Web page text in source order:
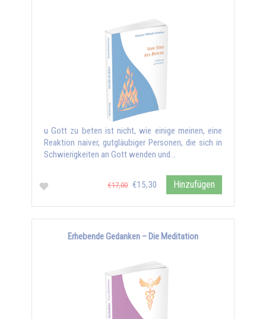
u Gott zu beten ist nicht, wie einige meinen, eine
Reaktion naiver, gutgläubiger Personen, die sich in
Schwierigkeiten an Gott wenden und...
€17,00 €15,30 Hinzufügen
Erhebende Gedanken – Die Meditation